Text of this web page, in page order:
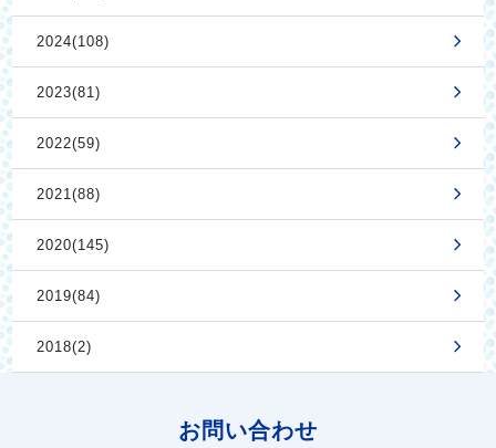
2024(108)
2023(81)
2022(59)
2021(88)
2020(145)
2019(84)
2018(2)
お問い合わせ